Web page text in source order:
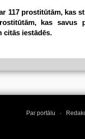
117 prostitūtām, kas
kas savus
citās iestādēs.
Par portālu ·